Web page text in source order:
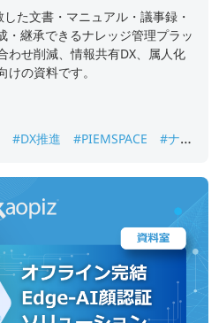
た文書・マニュアル・議事録・
・継承できるナレッジ管理プラッ
わせ削減、情報共有DX、属人化
の資料です。
#DX推進 #PIEMSPACE
#ナレ